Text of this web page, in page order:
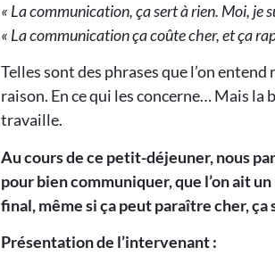
« La communication, ça sert à rien. Moi, je
« La communication ça coûte cher, et ça
Telles sont des phrases que l’on
raison. En ce qui les concerne… Mais la
travaille.
Au cours de ce petit-déjeuner, nous
pour bien communiquer, que l’on ait
final, même si ça peut paraître cher,
Présentation de l’intervenant :